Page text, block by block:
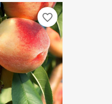
favorite_border